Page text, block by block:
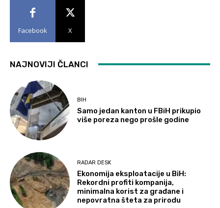
Facebook X
NAJNOVIJI ČLANCI
BIH
Samo jedan kanton u FBiH prikupio
više poreza nego prošle godine
RADAR DESK
Ekonomija eksploatacije u BiH:
Rekordni profiti kompanija,
minimalna korist za građane i
nepovratna šteta za prirodu